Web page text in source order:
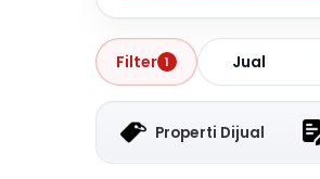
Filter 1 Jual
Properti Dijual